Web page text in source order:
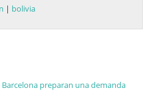
| bolivia
preparan una demanda